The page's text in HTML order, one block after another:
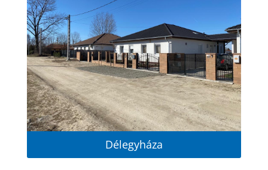
Délegyháza